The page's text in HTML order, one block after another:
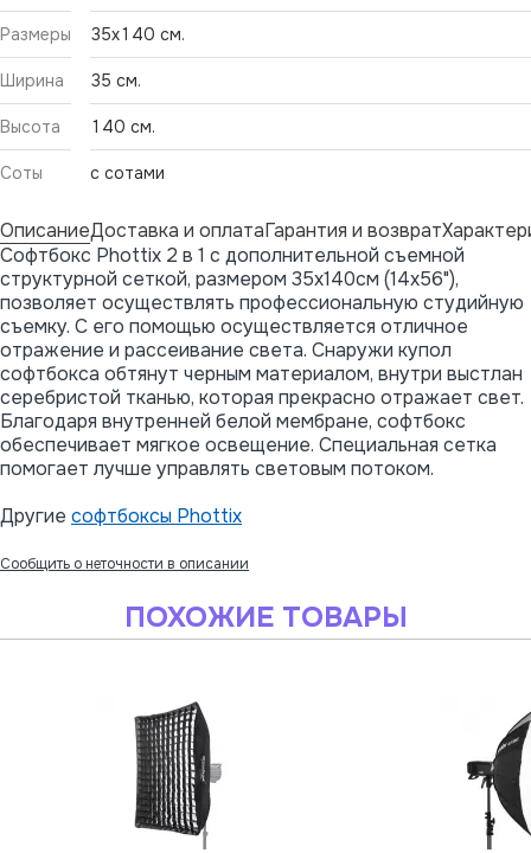
Размеры 35x140 см.
Ширина 35 см.
Высота 140 см.
Соты с сотами
ОписаниеДоставка и оплатаГарантия и возврат
Софтбокс Phottix 2 в 1 c дополнительной съемной
структурной сеткой, размером 35х140см (14x56"),
позволяет осуществлять профессиональную студийную
съемку. С его помощью осуществляется отличное
отражение и рассеивание света. Снаружи купол
софтбокса обтянут черным материалом, внутри выстлан
серебристой тканью, которая прекрасно отражает свет.
Благодаря внутренней белой мембране, софтбокс
обеспечивает мягкое освещение. Специальная сетка
помогает лучше управлять световым потоком.
Другие софтбоксы Phottix
Сообщить о неточности в описании
ПОХОЖИЕ ТОВАРЫ